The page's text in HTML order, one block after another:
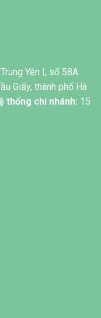
Yên I, số 58A
Giấy, thành phố Hà
thống chi nhánh: 15